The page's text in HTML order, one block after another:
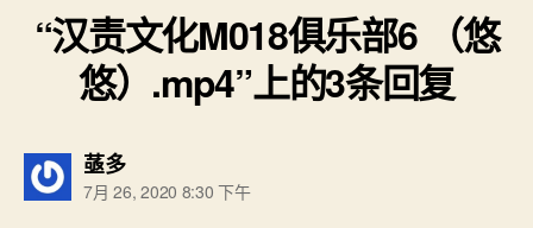
“汉责文化M018俱乐部6 （悠
悠）.mp4”上的3条回复
䓧多说：
7月 26, 2020 8:30 下午